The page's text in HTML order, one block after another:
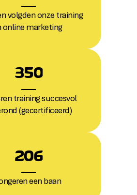
volgden onze training
online marketing
350
training succesvol
(gecertificeerd)
206
een baan